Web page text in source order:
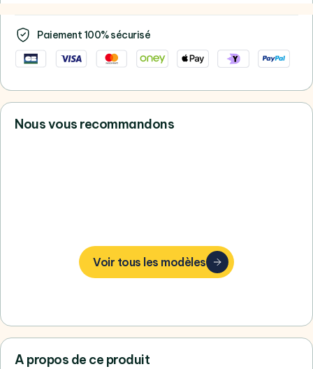
Paiement 100% sécurisé
Nous vous recommandons
Voir tous les modèles
A propos de ce produit